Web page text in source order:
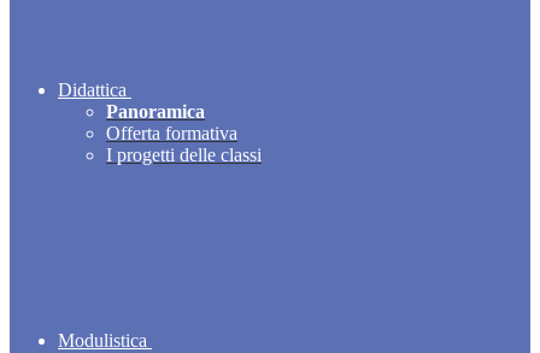
Didattica
Panoramica
Offerta formativa
I progetti delle classi
Modulistica